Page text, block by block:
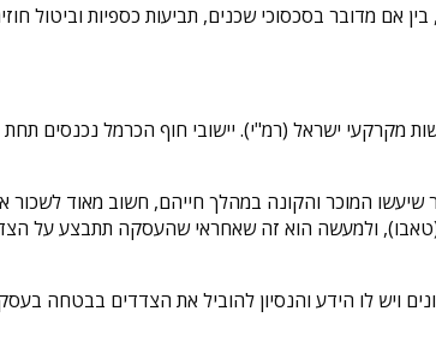
אם מדובר בסכסוכי שכנים, תביעות כספיות וביטול
מקרקעי ישראל (רמ"י). יישובי חוף הכרמל נכנסים
המוכר והקונה במהלך חייהם, חשוב מאוד לשכור את
ולמעשה הוא זה שאחראי שהעסקה תתבצע על
ויש לו הידע והנסיון להוביל את הצדדים בבטחה